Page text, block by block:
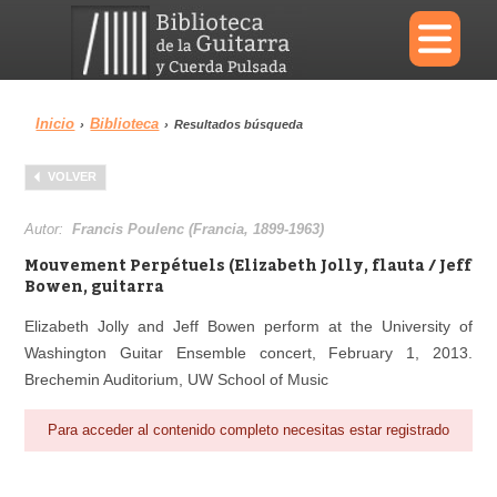
×
Menu
Biblioteca Diccionario
Área personal
Inicio › Biblioteca › Resultados búsqueda
VOLVER
Autor:Francis Poulenc (Francia, 1899-1963)
Mouvement Perpétuels (Elizabeth Jolly, flauta / Jeff
Bowen, guitarra
Elizabeth Jolly and Jeff Bowen perform at the University of
Washington Guitar Ensemble concert, February 1, 2013.
Brechemin Auditorium, UW School of Music
Para acceder al contenido completo necesitas estar registrado